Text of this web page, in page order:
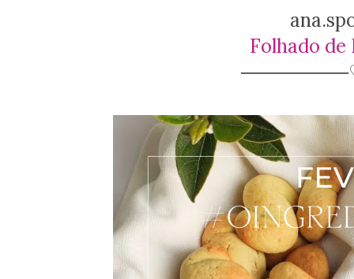
Folhado